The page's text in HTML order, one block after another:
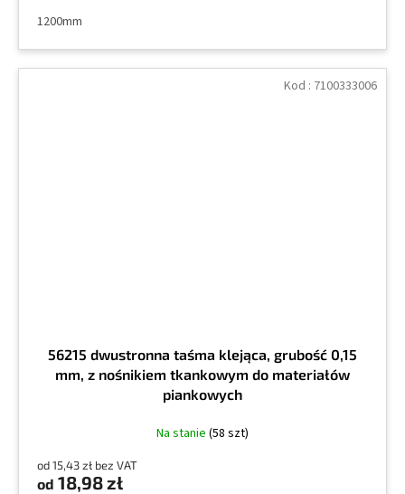
1200mm
56215 dwustronna taśma klejąca, grubość 0,15
mm, z nośnikiem tkankowym do materiałów
piankowych
Na stanie (58 szt)
od 15,43 zł bez VAT
od 18,98 zł
Kod : 7100333006